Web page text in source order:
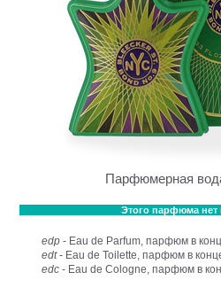
Парфюмерная
Этого парфюма нет
edp - Eau de Parfum, парфюм в
edt- Eau de Toilette, парфюм в
edc - Eau de Cologne, парфюм в